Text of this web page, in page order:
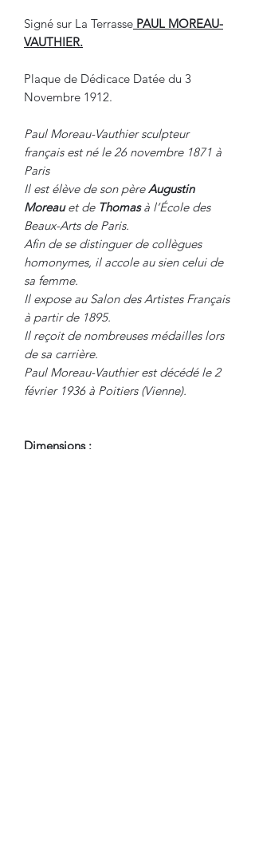
Signé sur La Terrasse PAUL MOREAU-
VAUTHIER.
Plaque de Dédicace Datée du 3
Novembre 1912.
Paul Moreau-Vauthier sculpteur
français est né le 26 novembre 1871 à
Paris
Il est élève de son pèreAugustin
Moreauet de Thomasà l’École des
Beaux-Arts de Paris.
Afin de se distinguer de collègues
homonymes, il accole au sien celui de
sa femme.
Il expose au Salon des Artistes Français
à partir de 1895.
Il reçoit de nombreuses médailles lors
de sa carrière.
Paul Moreau-Vauthier est décédé le 2
février 1936 à Poitiers (Vienne).
Dimensions :